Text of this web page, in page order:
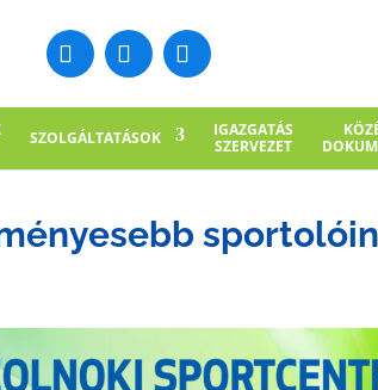
SZOLGÁLTATÁSOK
IGAZGATÁS
SZERVEZET